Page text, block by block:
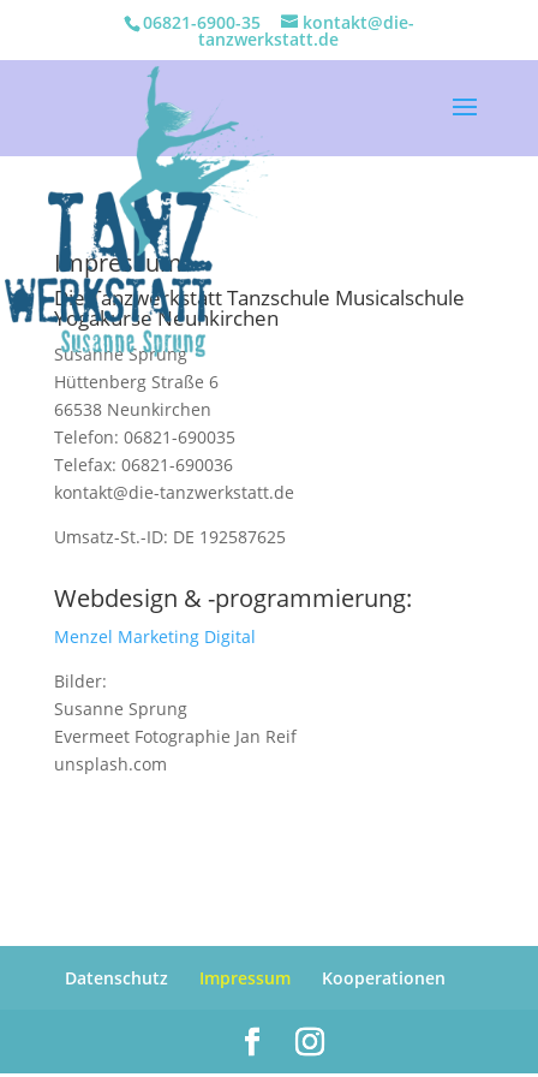
06821-6900-35 kontakt@die-
tanzwerkstatt.de
Impressum
Die Tanzwerkstatt Tanzschule Musicalschule
Yogakurse Neunkirchen
Susanne Sprung
Hüttenberg Straße 6
66538 Neunkirchen
Telefon: 06821-690035
Telefax: 06821-690036
kontakt@die-tanzwerkstatt.de
Umsatz-St.-ID: DE 192587625
Webdesign & -programmierung:
Menzel Marketing Digital
Bilder:
Susanne Sprung
Evermeet Fotographie Jan Reif
unsplash.com
Datenschutz Impressum Kooperationen